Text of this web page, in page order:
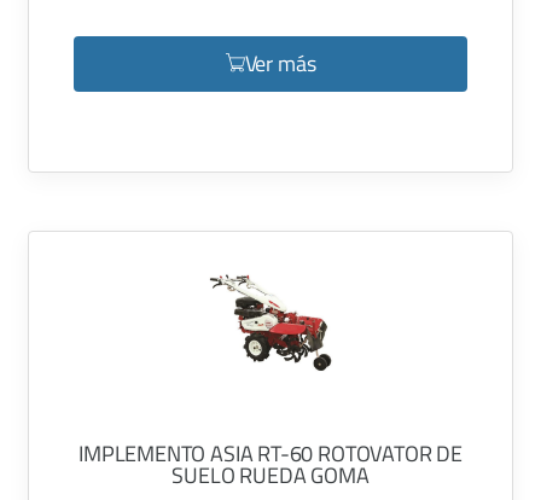
Ver más
IMPLEMENTO ASIA RT-60 ROTOVATOR DE
SUELO RUEDA GOMA